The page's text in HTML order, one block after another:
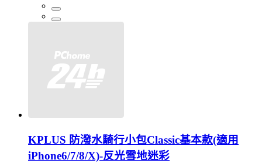
KPLUS 防潑水騎行小包Classic基本款(適用
iPhone6/7/8/X)-反光雪地迷彩